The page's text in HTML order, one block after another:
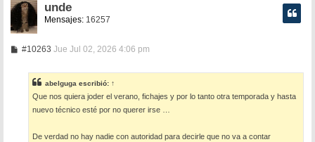
unde
Mensajes:16257
#10263M
a
j
e
Jue Jul 02, 2026 4:06 pm
abelguga escribió: ↑
Que nos quiera joder el verano, fichajes y por lo tanto otra temporada y hasta
nuevo técnico esté por no querer irse …
De verdad no hay nadie con autoridad para decirle que no va a contar